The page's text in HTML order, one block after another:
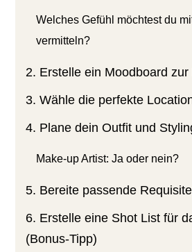
Welches Gefühl möchtest du
vermitteln?
2. Erstelle ein Moodboard zur
3. Wähle die perfekte
4. Plane dein Outfit und
Make-up Artist: Ja oder nein?
5. Bereite passende
6. Erstelle eine Shot List für
(Bonus-Tipp)